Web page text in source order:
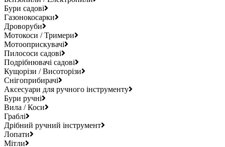
Бури садові
Газонокосарки
Дроворуби
Мотокоси / Тримери
Мотооприскувачі
Пилососи садові
Подрібнювачі садові
Кущорізи / Висоторізи
Снігоприбирачі
Аксесуари для ручного інструменту
Бури ручні
Вила / Коси
Граблі
Дрібний ручний інструмент
Лопати
Мітли